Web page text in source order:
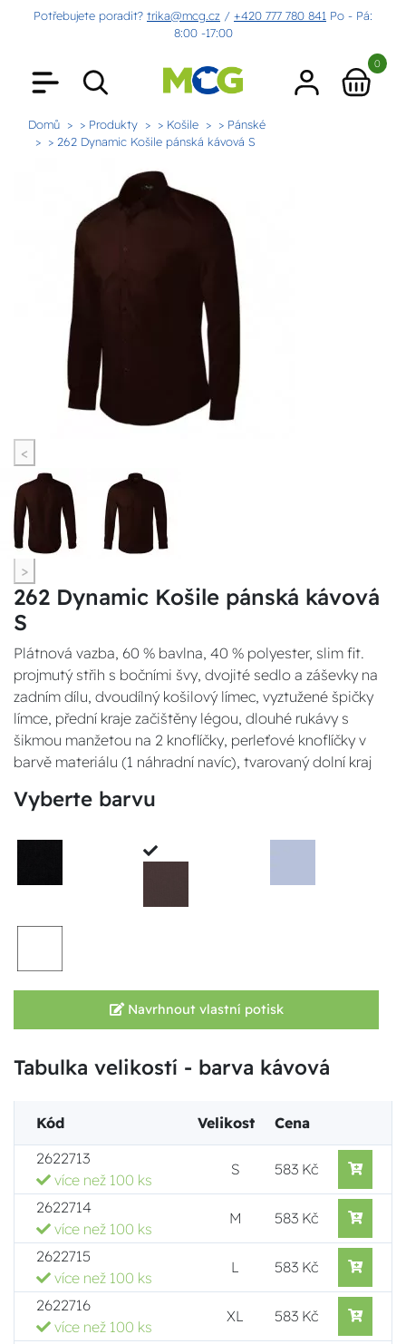
Potřebujete poradit? trika@mcg.cz / +420 777 780 841 Po - Pá:
8:00 -17:00
0
Domů > Produkty > Košile
> Pánské
> 262 Dynamic Košile pánská kávová S
<
>
262 Dynamic Košile pánská kávová
S
Plátnová vazba, 60 % bavlna, 40 % polyester, slim fit.
projmutý střih s bočními švy, dvojité sedlo a záševky na
zadním dílu, dvoudílný košilový límec, vyztužené špičky
límce, přední kraje začištěny légou, dlouhé rukávy s
šikmou manžetou na 2 knoflíčky, perleťové knoflíčky v
barvě materiálu (1 náhradní navíc), tvarovaný dolní kraj
Vyberte barvu
Navrhnout vlastní potisk
Tabulka velikostí - barva kávová
Kód Velikost
Cena
2622713
více než 100 ks
S 583 Kč
2622714
více než 100 ks
M 583 Kč
2622715
více než 100 ks
L 583 Kč
2622716
více než 100 ks
XL 583 Kč